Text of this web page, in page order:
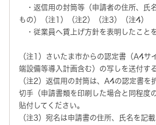
・返信用の封筒等（申請者の住所、氏
もの）（注1）（注2）（注3）（注4）
・従業員へ賃上げ方針を表明したこと
（注1）さいたま市からの認定書（A4サ
端設備等導入計画含む）の写しを送付す
（注2）返信用の封筒は、A4の認定書を
切手（申請書類を印刷した場合と同程度
貼付してください。
（注3）宛名は申請書の住所、氏名を記